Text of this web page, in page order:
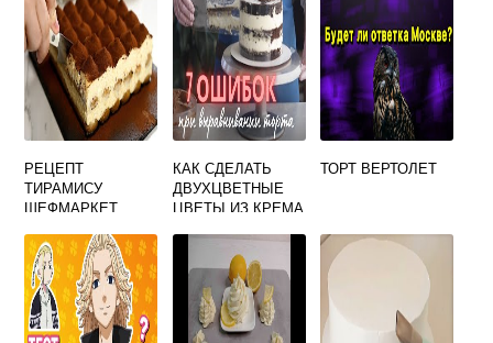
РЕЦЕПТ
ТИРАМИСУ
ШЕФМАРКЕТ
КАК СДЕЛАТЬ
ДВУХЦВЕТНЫЕ
ЦВЕТЫ ИЗ КРЕМА
ТОРТ ВЕРТОЛЕТ